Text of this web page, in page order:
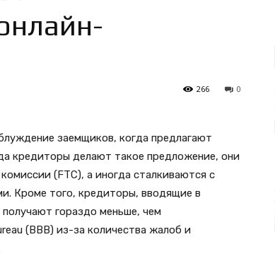
0
266
заемщиков, когда предлагают
кредиторы делают такое предложение, они
(FTC), а иногда сталкиваются с
Кроме того, кредиторы, вводящие в
гораздо меньше, чем
(BBB) ​​из-за количества жалоб и